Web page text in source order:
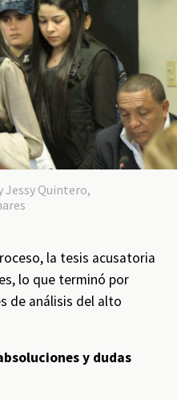
Jessy Quintero,
la tesis acusatoria
lo que terminó por
de análisis del alto
y dudas